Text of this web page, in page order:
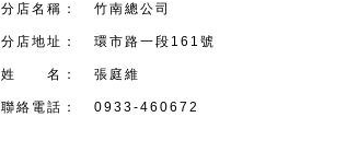
分店名稱： 竹南總公司
分店地址： 環市路一段161號
姓 名： 張庭維
聯絡電話： 0933-460672